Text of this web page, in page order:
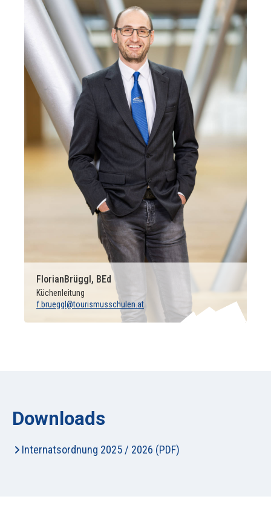
FlorianBrüggl, BEd
Küchenleitung
f.brueggl@tourismusschulen.at
Downloads
Internatsordnung 2025 / 2026 (PDF)